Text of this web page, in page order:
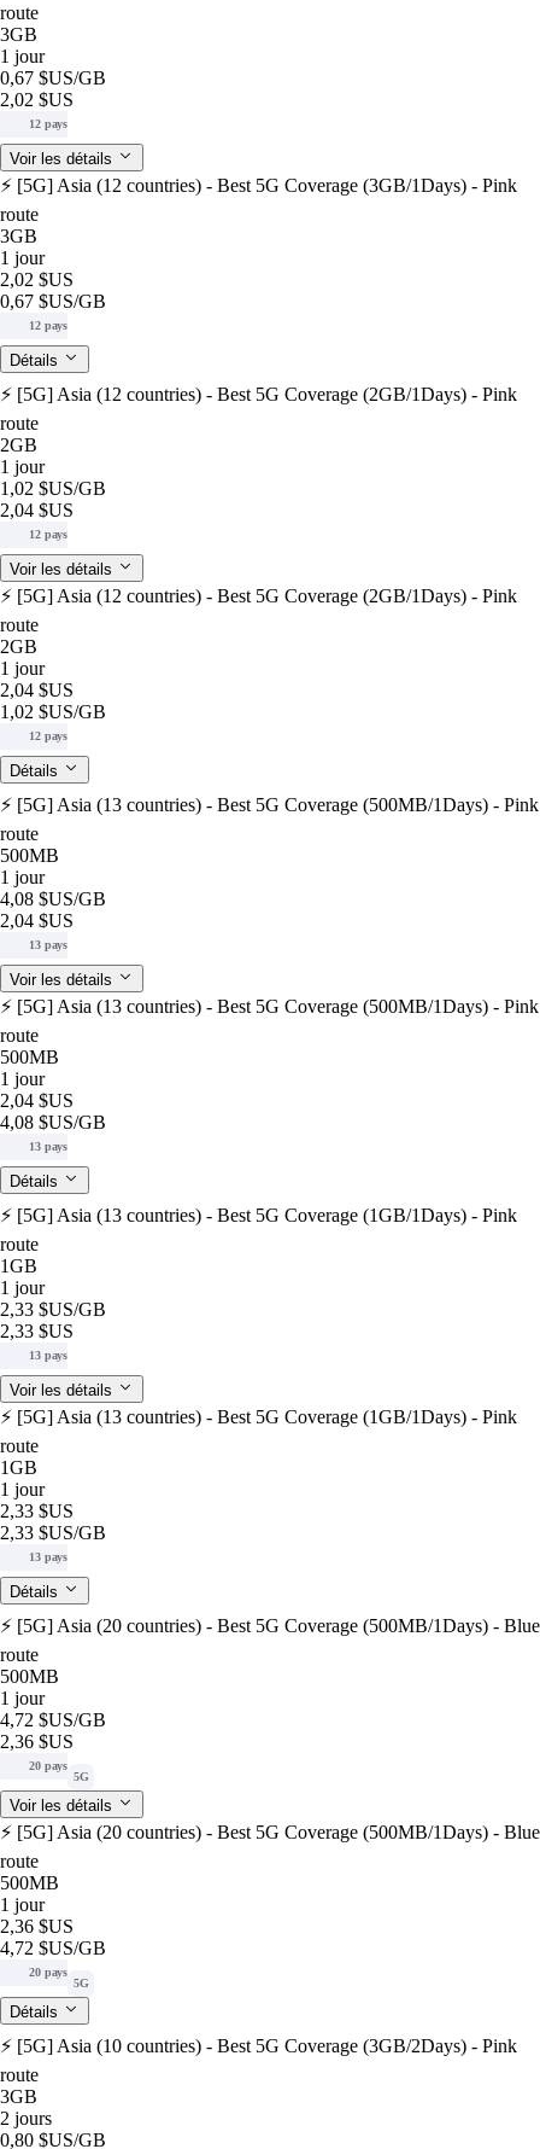
route
3GB
1 jour
0,67 $US/GB
2,02 $US
12 pays
Voir les détails
⚡️ [5G] Asia (12 countries) - Best 5G Coverage (3GB/1Days) - Pink
route
3GB
1 jour
2,02 $US
0,67 $US/GB
12 pays
Détails
⚡️ [5G] Asia (12 countries) - Best 5G Coverage (2GB/1Days) - Pink
route
2GB
1 jour
1,02 $US/GB
2,04 $US
12 pays
Voir les détails
⚡️ [5G] Asia (12 countries) - Best 5G Coverage (2GB/1Days) - Pink
route
2GB
1 jour
2,04 $US
1,02 $US/GB
12 pays
Détails
⚡️ [5G] Asia (13 countries) - Best 5G Coverage (500MB/1Days) - Pink
route
500MB
1 jour
4,08 $US/GB
2,04 $US
13 pays
Voir les détails
⚡️ [5G] Asia (13 countries) - Best 5G Coverage (500MB/1Days) - Pink
route
500MB
1 jour
2,04 $US
4,08 $US/GB
13 pays
Détails
⚡️ [5G] Asia (13 countries) - Best 5G Coverage (1GB/1Days) - Pink
route
1GB
1 jour
2,33 $US/GB
2,33 $US
13 pays
Voir les détails
⚡️ [5G] Asia (13 countries) - Best 5G Coverage (1GB/1Days) - Pink
route
1GB
1 jour
2,33 $US
2,33 $US/GB
13 pays
Détails
⚡️ [5G] Asia (20 countries) - Best 5G Coverage (500MB/1Days) - Blue
route
500MB
1 jour
4,72 $US/GB
2,36 $US
20 pays
5G
Voir les détails
⚡️ [5G] Asia (20 countries) - Best 5G Coverage (500MB/1Days) - Blue
route
500MB
1 jour
2,36 $US
4,72 $US/GB
20 pays
5G
Détails
⚡️ [5G] Asia (10 countries) - Best 5G Coverage (3GB/2Days) - Pink
route
3GB
2 jours
0,80 $US/GB